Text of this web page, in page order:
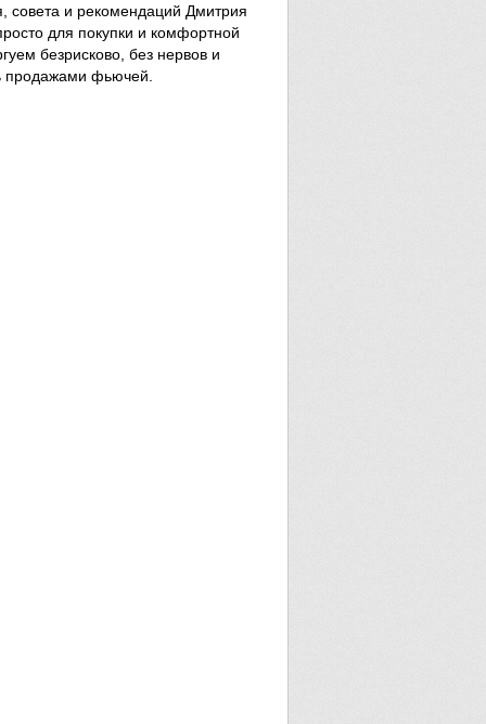
совета и рекомендаций Дмитрия
для покупки и комфортной
безрисково, без нервов и
продажами фьючей.